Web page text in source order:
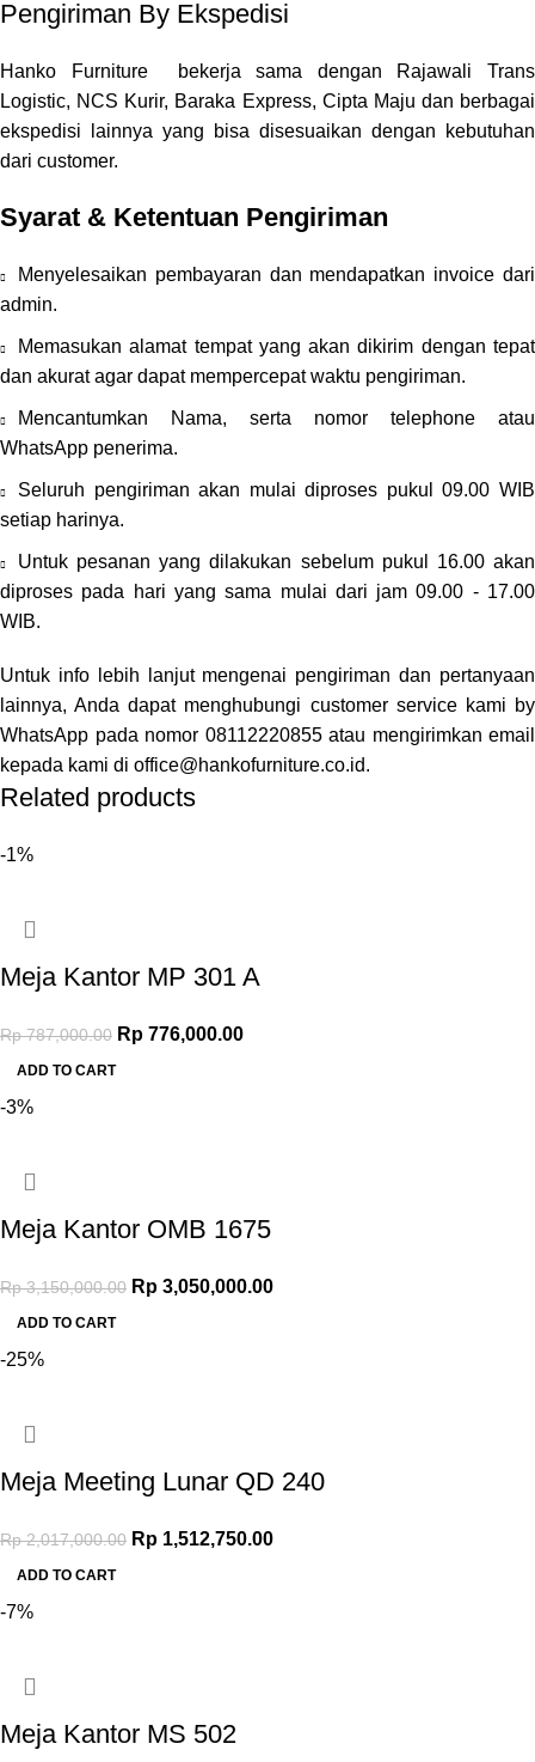
Pengiriman By Ekspedisi
Hanko Furniture bekerja sama dengan Rajawali Trans
Logistic, NCS Kurir, Baraka Express, Cipta Maju dan berbagai
ekspedisi lainnya yang bisa disesuaikan dengan kebutuhan
dari customer.
Syarat & Ketentuan Pengiriman
Menyelesaikan pembayaran dan mendapatkan invoice dari
admin.
Memasukan alamat tempat yang akan dikirim dengan tepat
dan akurat agar dapat mempercepat waktu pengiriman.
Mencantumkan Nama, serta nomor telephone atau
WhatsApp penerima.
Seluruh pengiriman akan mulai diproses pukul 09.00 WIB
setiap harinya.
Untuk pesanan yang dilakukan sebelum pukul 16.00 akan
diproses pada hari yang sama mulai dari jam 09.00 - 17.00
WIB.
Untuk info lebih lanjut mengenai pengiriman dan pertanyaan
lainnya, Anda dapat menghubungi customer service kami by
WhatsApp pada nomor 08112220855 atau mengirimkan email
kepada kami di office@hankofurniture.co.id.
Related products
-1%
Meja Kantor MP 301 A
Rp787,000.00 Original price was: Rp 787,000.00.
Rp 776,000.00
ADD TO CART
-3%
Meja Kantor OMB 1675
Rp3,150,000.00 Original price was: Rp 3,150,000.00.
Rp 3,050,000.00
ADD TO CART
-25%
Meja Meeting Lunar QD 240
Rp2,017,000.00 Original price was: Rp 2,017,000.00.
Rp 1,512,750.00
ADD TO CART
-7%
Meja Kantor MS 502